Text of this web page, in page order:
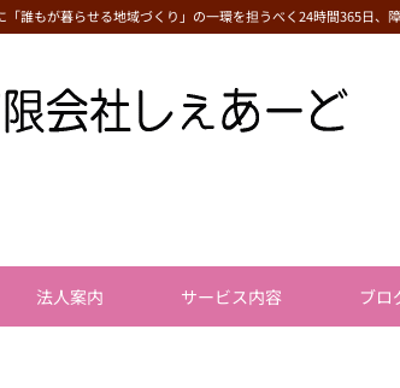
誰もが暮らせる地域づくり」の一環を担うべく24時間365日、
法人案内 サービス内容 ブロ